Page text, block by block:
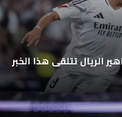
الريال تتلقى هذا الخبر